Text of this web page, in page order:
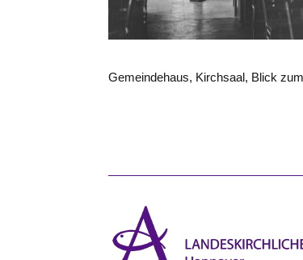
Gemeindehaus, Kirchsaal, Blick